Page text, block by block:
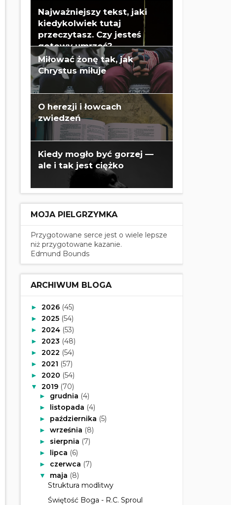
Najważniejszy tekst, jaki
kiedykolwiek tutaj
przeczytasz. Czy jesteś
gotowy umrzeć?
Miłować żonę tak, jak
Chrystus miłuje
O herezji i łowcach
zwiedzeń
Kiedy mogło być gorzej —
ale i tak jest ciężko
MOJA PIELGRZYMKA
Przygotowane serce jest o wiele lepsze
niż przygotowane kazanie.
Edmund Bounds
ARCHIWUM BLOGA
► 2026 (45)
► 2025 (54)
► 2024 (53)
► 2023 (48)
► 2022 (54)
► 2021 (57)
► 2020 (54)
▼ 2019 (70)
► grudnia (4)
► listopada (4)
► października (5)
► września (8)
► sierpnia (7)
► lipca (6)
► czerwca (7)
▼ maja (8)
Struktura modlitwy
Świętość Boga - R.C. Sproul